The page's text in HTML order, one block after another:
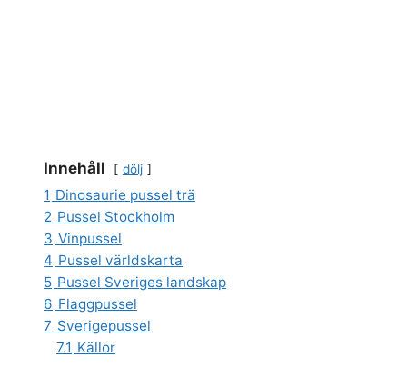
Innehåll dölj
1 Dinosaurie pussel trä
2 Pussel Stockholm
3 Vinpussel
4 Pussel världskarta
5 Pussel Sveriges landskap
6 Flaggpussel
7 Sverigepussel
7.1 Källor